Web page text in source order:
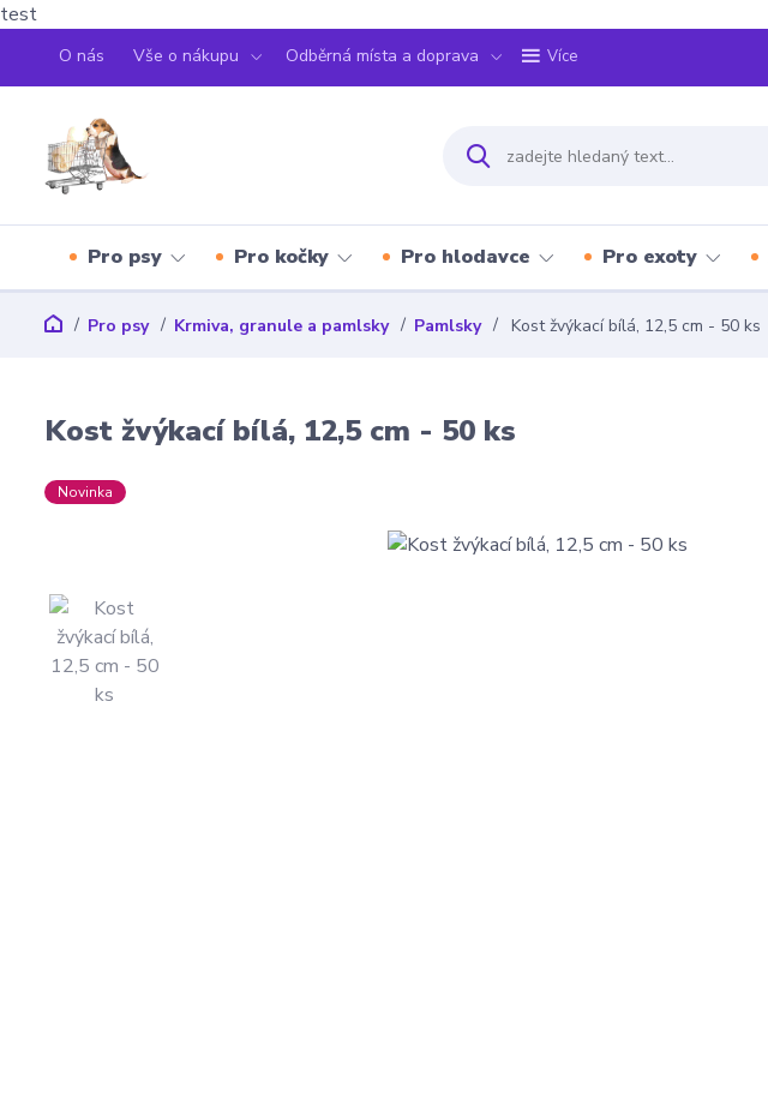
test
O nás Vše o nákupu Odběrná místa a doprava Více
Pro psy Pro kočky Pro hlodavce Pro exoty
Pro psy Krmiva, granule a pamlsky Pamlsky Kost žvýkací bílá, 12,5 cm - 50 ks
Kost žvýkací bílá, 12,5 cm - 50 ks
Novinka